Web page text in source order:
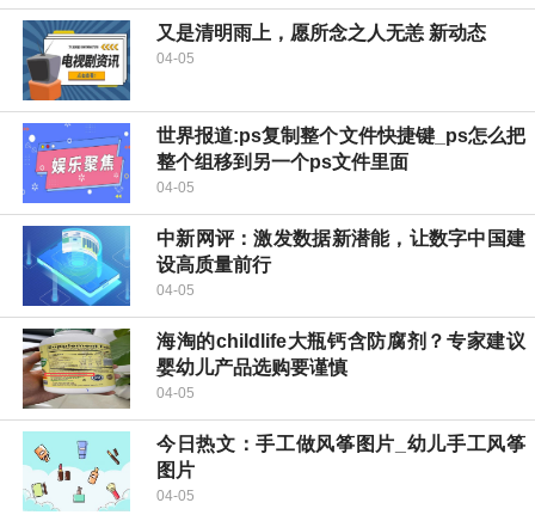
又是清明雨上，愿所念之人无恙 新动态
04-05
世界报道:ps复制整个文件快捷键_ps怎么把
整个组移到另一个ps文件里面
04-05
中新网评：激发数据新潜能，让数字中国建
设高质量前行
04-05
海淘的childlife大瓶钙含防腐剂？专家建议
婴幼儿产品选购要谨慎
04-05
今日热文：手工做风筝图片_幼儿手工风筝
图片
04-05